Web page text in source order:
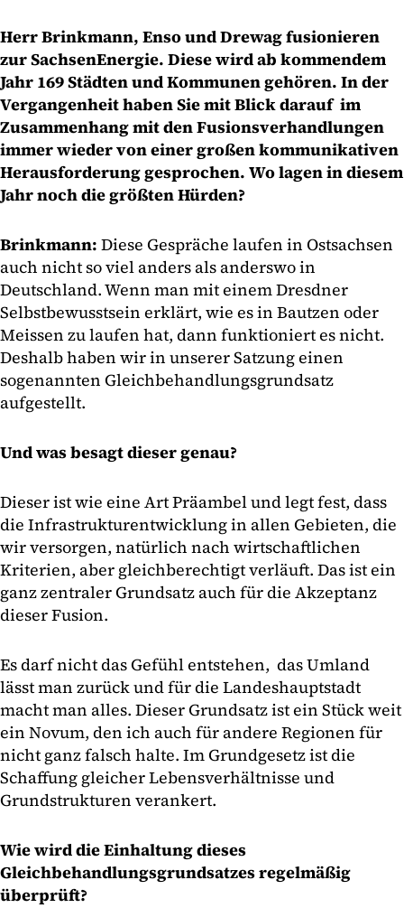
Herr Brinkmann, Enso und Drewag fusionieren
zur SachsenEnergie. Diese wird ab kommendem
Jahr 169 Städten und Kommunen gehören. In der
Vergangenheit haben Sie mit Blick darauf im
Zusammenhang mit den Fusionsverhandlungen
immer wieder von einer großen kommunikativen
Herausforderung gesprochen. Wo lagen in diesem
Jahr noch die größten Hürden?
Brinkmann: Diese Gespräche laufen in Ostsachsen
auch nicht so viel anders als anderswo in
Deutschland. Wenn man mit einem Dresdner
Selbstbewusstsein erklärt, wie es in Bautzen oder
Meissen zu laufen hat, dann funktioniert es nicht.
Deshalb haben wir in unserer Satzung einen
sogenannten Gleichbehandlungsgrundsatz
aufgestellt.
Und was besagt dieser genau?
Dieser ist wie eine Art Präambel und legt fest, dass
die Infrastrukturentwicklung in allen Gebieten, die
wir versorgen, natürlich nach wirtschaftlichen
Kriterien, aber gleichberechtigt verläuft. Das ist ein
ganz zentraler Grundsatz auch für die Akzeptanz
dieser Fusion.
Es darf nicht das Gefühl entstehen, das Umland
lässt man zurück und für die Landeshauptstadt
macht man alles. Dieser Grundsatz ist ein Stück weit
ein Novum, den ich auch für andere Regionen für
nicht ganz falsch halte. Im Grundgesetz ist die
Schaffung gleicher Lebensverhältnisse und
Grundstrukturen verankert.
Wie wird die Einhaltung dieses
Gleichbehandlungsgrundsatzes regelmäßig
überprüft?